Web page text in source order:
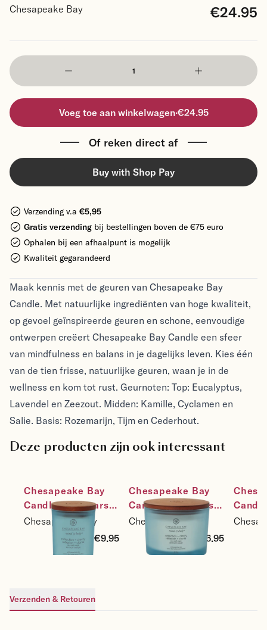
Chesapeake Bay €24.95
Voeg toe aan winkelwagen·€24.95
Of reken direct af
Buy with Shop Pay
Verzending v.a €5,95
Gratis verzending bij bestellingen boven de €75 euro
Ophalen bij een afhaalpunt is mogelijk
Kwaliteit gegarandeerd
Maak kennis met de geuren van Chesapeake Bay
Candle. Met natuurlijke ingrediënten van hoge kwaliteit,
op gevoel geïnspireerde geuren en schone, eenvoudige
ontwerpen creëert Chesapeake Bay Candle een sfeer
van mindfulness en balans in je dagelijks leven. Kies één
van de tien frisse, natuurlijke geuren, waan je in de
wellness en kom tot rust. Geurnoten: Top: Eucalyptus,
Lavendel en Zeezout. Midden: Kamille, Cyclamen en
Salie. Basis: Rozemarijn, Tijm en Cederhout.
Deze producten zijn ook interessant
Chesapeake Bay
Candle Sojakaars
Reflection &
Clarity  - Sea Salt
Sage - maat small
Chesapeake Bay
€9.95
Chesapeake Bay
Candle Sojakaars
Reflection &
Clarity - Sea Salt
Sage - maat 3-wick
Chesapeake Bay
€26.95
Verzenden & Retouren